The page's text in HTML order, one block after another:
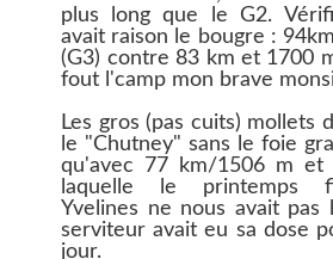
plus long que le G2.
avait raison le bougre :
(G3) contre 83 km et 1700
fout l'camp mon brave
Les gros (pas cuits) mollets
le "Chutney" sans le foie
qu'avec 77 km/1506 m et
laquelle le printemps
Yvelines ne nous avait pas
serviteur avait eu sa dose
jour.